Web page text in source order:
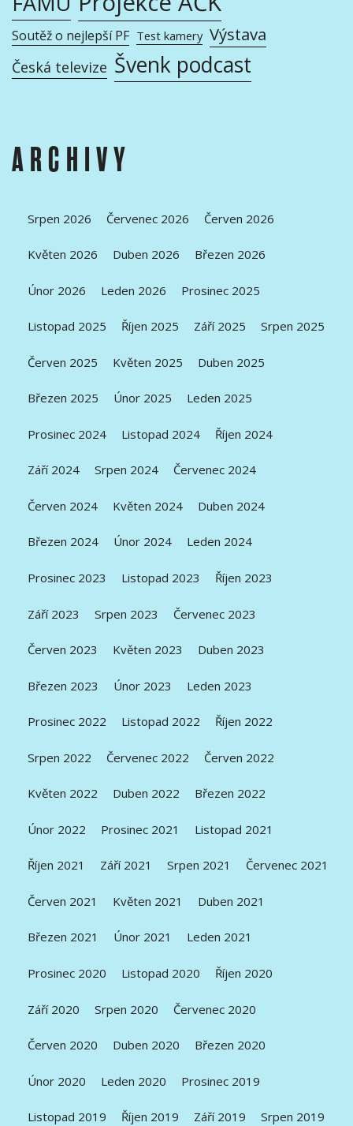
Soutěž o nejlepší PF Test kamery Výstava
Česká televize Švenk podcast
ARCHIVY
Srpen 2026 Červenec 2026 Červen 2026
Květen 2026 Duben 2026 Březen 2026
Únor 2026 Leden 2026 Prosinec 2025
Listopad 2025 Říjen 2025 Září 2025 Srpen 2025
Červen 2025 Květen 2025 Duben 2025
Březen 2025 Únor 2025 Leden 2025
Prosinec 2024 Listopad 2024 Říjen 2024
Září 2024 Srpen 2024 Červenec 2024
Červen 2024 Květen 2024 Duben 2024
Březen 2024 Únor 2024 Leden 2024
Prosinec 2023 Listopad 2023 Říjen 2023
Září 2023 Srpen 2023 Červenec 2023
Červen 2023 Květen 2023 Duben 2023
Březen 2023 Únor 2023 Leden 2023
Prosinec 2022 Listopad 2022 Říjen 2022
Srpen 2022 Červenec 2022 Červen 2022
Květen 2022 Duben 2022 Březen 2022
Únor 2022 Prosinec 2021 Listopad 2021
Říjen 2021 Září 2021 Srpen 2021 Červenec 2021
Červen 2021 Květen 2021 Duben 2021
Březen 2021 Únor 2021 Leden 2021
Prosinec 2020 Listopad 2020 Říjen 2020
Září 2020 Srpen 2020 Červenec 2020
Červen 2020 Duben 2020 Březen 2020
Únor 2020 Leden 2020 Prosinec 2019
Listopad 2019 Říjen 2019 Září 2019 Srpen 2019